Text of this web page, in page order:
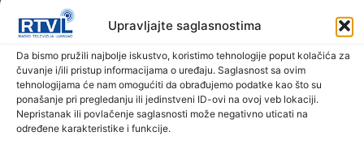
Upravljajte saglasnostima
Da bismo pružili najbolje iskustvo, koristimo tehnologije poput kolačića za
čuvanje i/ili pristup informacijama o uređaju. Saglasnost sa ovim
tehnologijama će nam omogućiti da obrađujemo podatke kao što su
ponašanje pri pregledanju ili jedinstveni ID-ovi na ovoj veb lokaciji.
Nepristanak ili povlačenje saglasnosti može negativno uticati na
određene karakteristike i funkcije.